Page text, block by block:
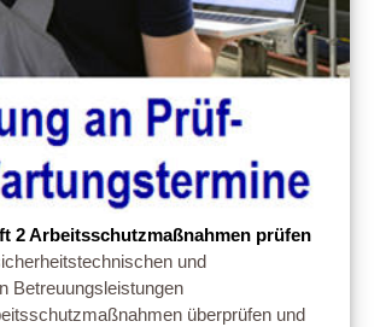
2 Arbeitsschutzmaßnahmen prüfen
und
Betreuungsleistungen
überprüfen und